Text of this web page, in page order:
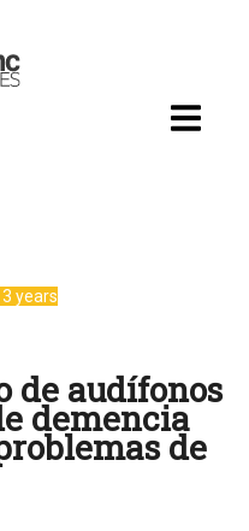
years
de audífonos
demencia
de